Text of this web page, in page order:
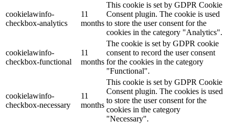
cookielawinfo-
checkbox-analytics
11
months
This cookie is set by GDPR Cookie
Consent plugin. The cookie is used
to store the user consent for the
cookies in the category "Analytics".
cookielawinfo-
checkbox-functional
11
months
The cookie is set by GDPR cookie
consent to record the user consent
for the cookies in the category
"Functional".
cookielawinfo-
checkbox-necessary
11
months
This cookie is set by GDPR Cookie
Consent plugin. The cookies is used
to store the user consent for the
cookies in the category
"Necessary".